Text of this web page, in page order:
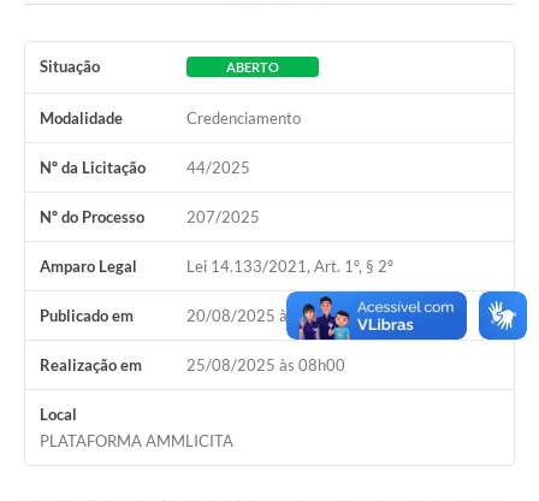
A Prefeitura
A Nossa Cidade
Enfrentando o COVID-19
Contratos
Audiências Públicas
Turismo
Situação ABERTO
Modalidade Credenciamento
Nº da Licitação 44/2025
Nº do Processo 207/2025
Amparo Legal Lei 14.133/2021, Art. 1º, § 2º
Publicado em 20/08/2025 às 16h15
Realização em 25/08/2025 às 08h00
Local
PLATAFORMA AMMLICITA